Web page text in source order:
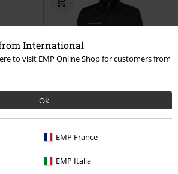
International
to visit EMP Online Shop for customers from
Ok
EMP France
EMP Italia
Grote maten
vanaf€ 32,99
Brandit
Longsleeve